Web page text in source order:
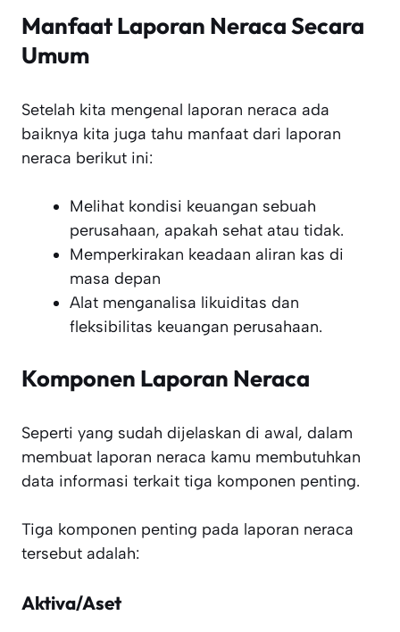
Manfaat Laporan Neraca Secara
Umum
Setelah kita mengenal laporan neraca ada
baiknya kita juga tahu manfaat dari laporan
neraca berikut ini:
Melihat kondisi keuangan sebuah
perusahaan, apakah sehat atau tidak.
Memperkirakan keadaan aliran kas di
masa depan
Alat menganalisa likuiditas dan
fleksibilitas keuangan perusahaan.
Komponen Laporan Neraca
Seperti yang sudah dijelaskan di awal, dalam
membuat laporan neraca kamu membutuhkan
data informasi terkait tiga komponen penting.
Tiga komponen penting pada laporan neraca
tersebut adalah:
Aktiva/Aset